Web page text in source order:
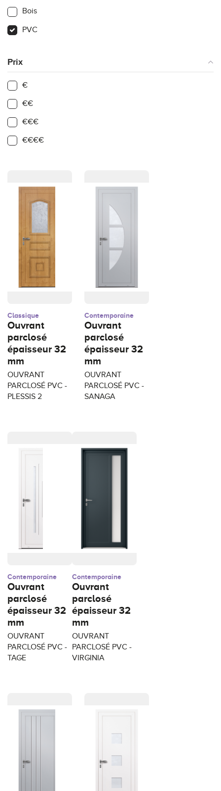
Bois
PVC
Prix
€
€€
€€€
€€€€
Classique
Ouvrant
parclosé
épaisseur 32
mm
OUVRANT
PARCLOSÉ PVC -
PLESSIS 2
Contemporaine
Ouvrant
parclosé
épaisseur 32
mm
OUVRANT
PARCLOSÉ PVC -
SANAGA
Contemporaine
Ouvrant
parclosé
épaisseur 32
mm
OUVRANT
PARCLOSÉ PVC -
TAGE
Contemporaine
Ouvrant
parclosé
épaisseur 32
mm
OUVRANT
PARCLOSÉ PVC -
VIRGINIA